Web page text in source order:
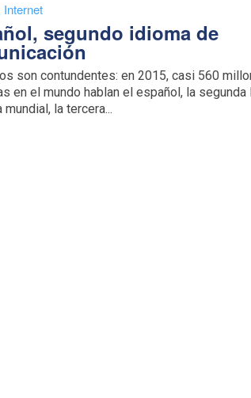
Internet
segundo idioma de
son contundentes: en 2015, casi 560
en el mundo hablan el español, la segunda
mundial, la tercera...